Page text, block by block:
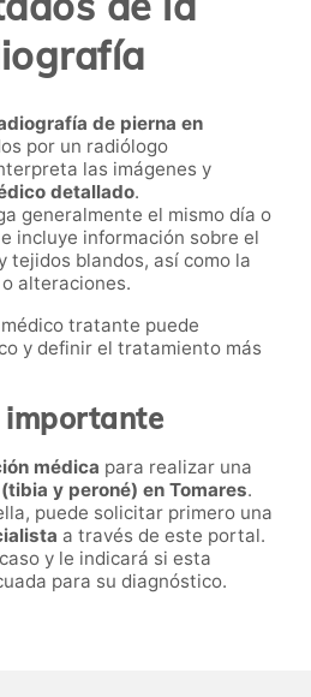
de pierna en
por un radiólogo
las imágenes y
detallado.
generalmente el mismo día o
incluye información sobre el
tejidos blandos, así como la
alteraciones.
tratante puede
y definir el tratamiento más
importante
médica para realizar una
y peroné) en Tomares.
puede solicitar primero una
a través de este portal.
y le indicará si esta
para su diagnóstico.